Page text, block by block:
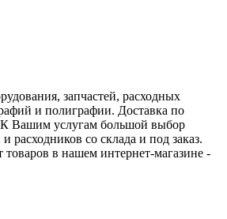
запчастей, расходных
и полиграфии. Доставка по
К Вашим услугам большой выбор
расходников со склада и под заказ.
в нашем интернет-магазине -